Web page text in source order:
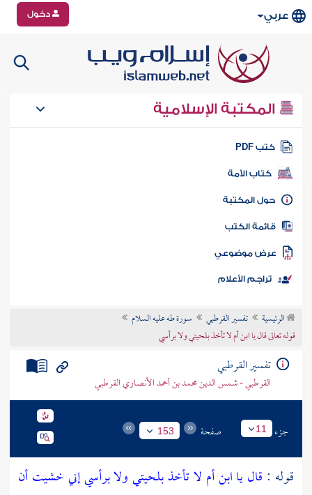
عربي دخول
المكتبة الإسلامية
كتب PDF
كتاب الأمة
المكتبة
الكتب
موضوعي
تراجم الأعلام
الرئيسية تفسير القرطبي
سورة طه عليه السلام
قوله تعالى قال يا ابن أم لا تأخذ بلحيتي ولا برأسي
تفسير القرطبي
القرطبي - شمس الدين محمد بن أحمد الأنصاري القرطبي
جزء 11 صفحة 153
قوله : قال يا ابن أم لا تأخذ بلحيتي ولا برأسي إني خشيت أن